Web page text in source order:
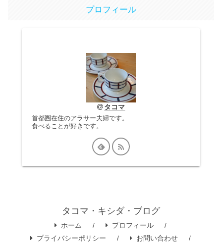
プロフィール
タコマ
首都圏在住のアラサー夫婦です。
食べることが好きです。
タコマ・キシダ・ブログ
ホーム
プロフィール
プライバシーポリシー
お問い合わせ